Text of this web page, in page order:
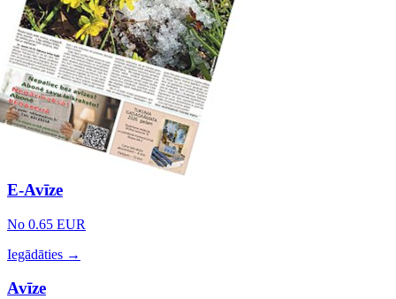
E-Avīze
No 0.65 EUR
Iegādāties →
Avīze